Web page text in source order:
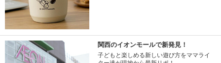
関西のイオンモールで新発見！
子どもと楽しめる新しい遊び方をママライ